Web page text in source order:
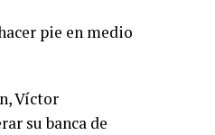
pie en medio
Víctor
su banca de